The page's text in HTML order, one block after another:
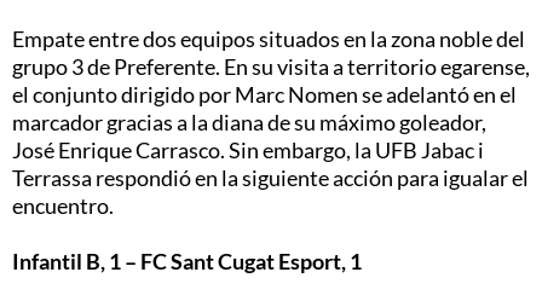
Empate entre dos equipos situados en la zona noble del
grupo 3 de Preferente. En su visita a territorio egarense,
el conjunto dirigido por Marc Nomen se adelantó en el
marcador gracias a la diana de su máximo goleador,
José Enrique Carrasco. Sin embargo, la UFB Jabac i
Terrassa respondió en la siguiente acción para igualar el
encuentro.
Infantil B, 1 – FC Sant Cugat Esport, 1